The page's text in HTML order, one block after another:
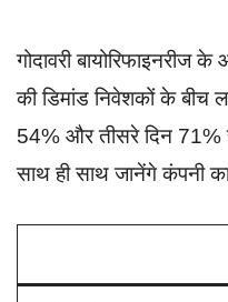
गोदावरी बायोरिफाइनरीज
की डिमांड निवेशकों के बीच
54% और तीसरे दिन 71%
साथ ही साथ जानेंगे कंपनी